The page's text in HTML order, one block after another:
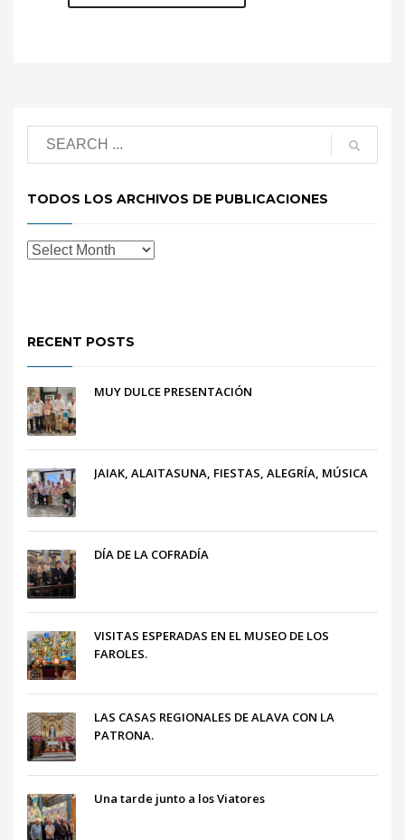
TODOS LOS ARCHIVOS DE PUBLICACIONES
RECENT POSTS
MUY DULCE PRESENTACIÓN
JAIAK, ALAITASUNA, FIESTAS, ALEGRÍA, MÚSICA
DÍA DE LA COFRADÍA
VISITAS ESPERADAS EN EL MUSEO DE LOS
FAROLES.
LAS CASAS REGIONALES DE ALAVA CON LA
PATRONA.
Una tarde junto a los Viatores